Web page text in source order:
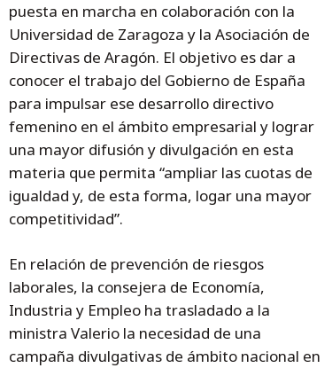
puesta en marcha en colaboración con la
Universidad de Zaragoza y la Asociación de
Directivas de Aragón. El objetivo es dar a
conocer el trabajo del Gobierno de España
para impulsar ese desarrollo directivo
femenino en el ámbito empresarial y lograr
una mayor difusión y divulgación en esta
materia que permita “ampliar las cuotas de
igualdad y, de esta forma, logar una mayor
competitividad”.
En relación de prevención de riesgos
laborales, la consejera de Economía,
Industria y Empleo ha trasladado a la
ministra Valerio la necesidad de una
campaña divulgativas de ámbito nacional en